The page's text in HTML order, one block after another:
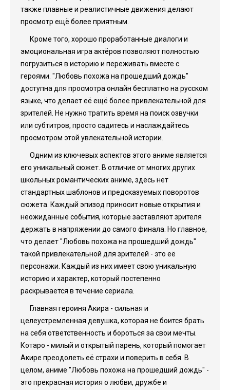
также плавные и реалистичные движения делают
просмотр ещё более приятным.
Кроме того, хорошо проработанные диалоги и
эмоциональная игра актёров позволяют полностью
погрузиться в историю и переживать вместе с
героями. "Любовь похожа на прошедший дождь"
доступна для просмотра онлайн бесплатно на русском
языке, что делает её ещё более привлекательной для
зрителей. Не нужно тратить время на поиск озвучки
или субтитров, просто садитесь и наслаждайтесь
просмотром этой увлекательной истории.
Одним из ключевых аспектов этого аниме является
его уникальный сюжет. В отличие от многих других
школьных романтических аниме, здесь нет
стандартных шаблонов и предсказуемых поворотов
сюжета. Каждый эпизод приносит новые открытия и
неожиданные события, которые заставляют зрителя
держать в напряжении до самого финала. Но главное,
что делает "Любовь похожа на прошедший дождь"
такой привлекательной для зрителей - это её
персонажи. Каждый из них имеет свою уникальную
историю и характер, который постепенно
раскрывается в течение сериала.
Главная героиня Акира - сильная и
целеустремленная девушка, которая не боится брать
на себя ответственность и бороться за свои мечты.
Котаро - милый и открытый парень, который помогает
Акире преодолеть её страхи и поверить в себя. В
целом, аниме "Любовь похожа на прошедший дождь" -
это прекрасная история о любви, дружбе и